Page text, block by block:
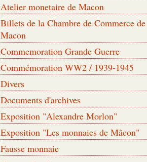
Atelier monetaire de Macon
Billets de la Chambre de Commerce de
Macon
Commemoration Grande Guerre
Commémoration WW2 / 1939-1945
Divers
Documents d'archives
Exposition "Alexandre Morlon"
Exposition "Les monnaies de Mâcon"
Fausse monnaie